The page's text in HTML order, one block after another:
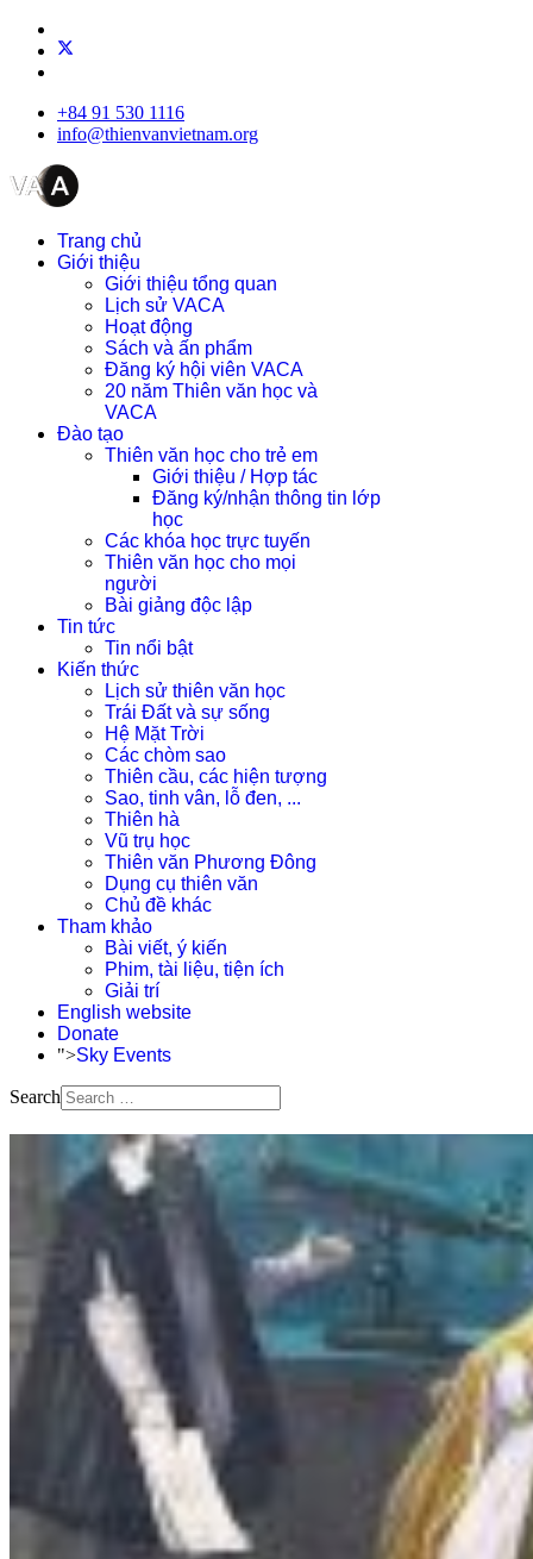
+84 91 530 1116
info@thienvanvietnam.org
Trang chủ
Giới thiệu
Giới thiệu tổng quan
Lịch sử VACA
Hoạt động
Sách và ấn phẩm
Đăng ký hội viên VACA
20 năm Thiên văn học và
VACA
Đào tạo
Thiên văn học cho trẻ em
Giới thiệu / Hợp tác
Đăng ký/nhận thông tin lớp
học
Các khóa học trực tuyến
Thiên văn học cho mọi
người
Bài giảng độc lập
Tin tức
Tin nổi bật
Kiến thức
Lịch sử thiên văn học
Trái Đất và sự sống
Hệ Mặt Trời
Các chòm sao
Thiên cầu, các hiện tượng
Sao, tinh vân, lỗ đen, ...
Thiên hà
Vũ trụ học
Thiên văn Phương Đông
Dụng cụ thiên văn
Chủ đề khác
Tham khảo
Bài viết, ý kiến
Phim, tài liệu, tiện ích
Giải trí
English website
Donate
">Sky Events
Search